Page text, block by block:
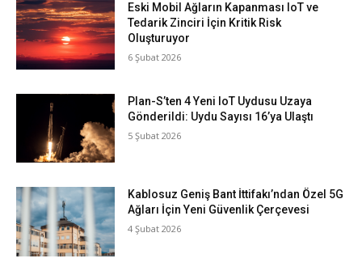
Eski Mobil Ağların Kapanması IoT ve
Tedarik Zinciri İçin Kritik Risk
Oluşturuyor
6 Şubat 2026
Plan-S’ten 4 Yeni IoT Uydusu Uzaya
Gönderildi: Uydu Sayısı 16’ya Ulaştı
5 Şubat 2026
Kablosuz Geniş Bant İttifakı’ndan Özel 5G
Ağları İçin Yeni Güvenlik Çerçevesi
4 Şubat 2026